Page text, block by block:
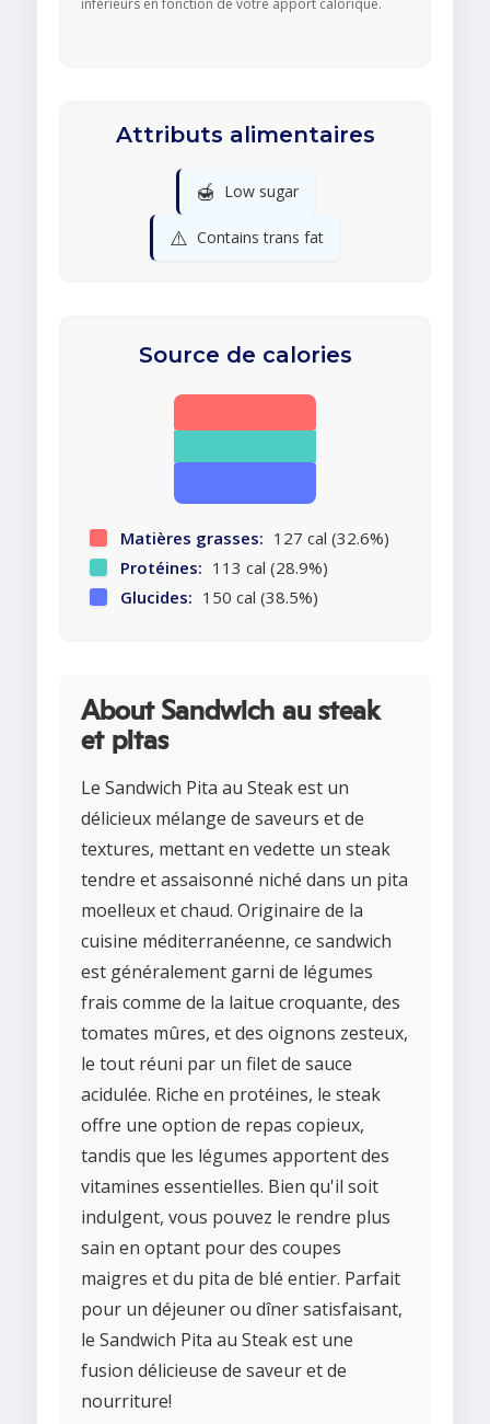
inférieurs en fonction de votre apport calorique.
Attributs alimentaires
🍯 Low sugar
⚠️ Contains trans fat
Source de calories
Matières grasses: 127 cal (32.6%)
Protéines: 113 cal (28.9%)
Glucides: 150 cal (38.5%)
About Sandwich au steak
et pitas
Le Sandwich Pita au Steak est un
délicieux mélange de saveurs et de
textures, mettant en vedette un steak
tendre et assaisonné niché dans un pita
moelleux et chaud. Originaire de la
cuisine méditerranéenne, ce sandwich
est généralement garni de légumes
frais comme de la laitue croquante, des
tomates mûres, et des oignons zesteux,
le tout réuni par un filet de sauce
acidulée. Riche en protéines, le steak
offre une option de repas copieux,
tandis que les légumes apportent des
vitamines essentielles. Bien qu'il soit
indulgent, vous pouvez le rendre plus
sain en optant pour des coupes
maigres et du pita de blé entier. Parfait
pour un déjeuner ou dîner satisfaisant,
le Sandwich Pita au Steak est une
fusion délicieuse de saveur et de
nourriture!